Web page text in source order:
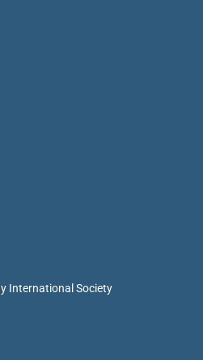
International Society